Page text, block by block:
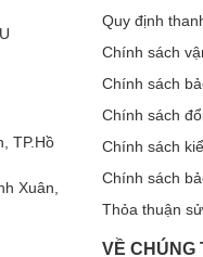
TP.Hồ
Xuân,
Quy định
Chính sách
Chính sách
Chính sách
Chính sách
Chính sách
Thỏa thuận
VỀ CHÚNG